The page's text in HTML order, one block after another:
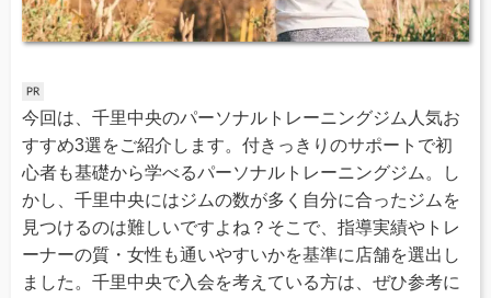
今回は、千里中央のパーソナルトレーニングジム人気お
すすめ3選をご紹介します。付きっきりのサポートで初
心者も基礎から学べるパーソナルトレーニングジム。し
かし、千里中央にはジムの数が多く自分に合ったジムを
見つけるのは難しいですよね？そこで、指導実績やトレ
ーナーの質・女性も通いやすいかを基準に店舗を選出し
ました。千里中央で入会を考えている方は、ぜひ参考に